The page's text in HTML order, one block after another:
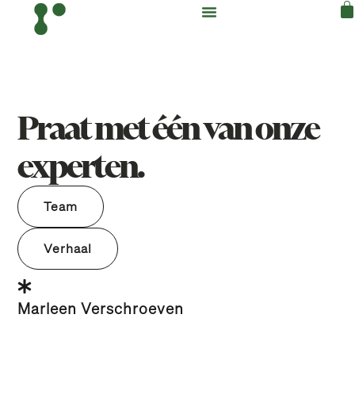
Praat met één van onze
experten.
Team
Verhaal
Marleen Verschroeven